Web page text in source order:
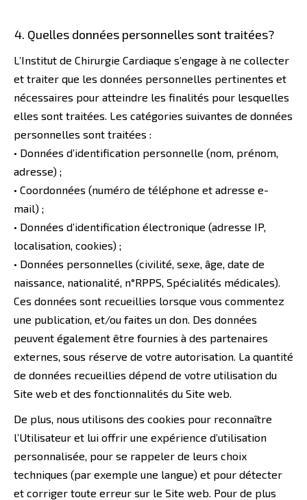
Quelles données personnelles sont traitées?
L’Institut de Chirurgie Cardiaque s’engage à ne collecter
et traiter que les données personnelles pertinentes et
nécessaires pour atteindre les finalités pour lesquelles
elles sont traitées. Les catégories suivantes de données
personnelles sont traitées :
• Données d’identification personnelle (nom, prénom,
adresse) ;
• Coordonnées (numéro de téléphone et adresse e-
mail) ;
• Données d’identification électronique (adresse IP,
localisation, cookies) ;
• Données personnelles (civilité, sexe, âge, date de
naissance, nationalité, n°RPPS, Spécialités médicales).
Ces données sont recueillies lorsque vous commentez
une publication, et/ou faites un don. Des données
peuvent également être fournies à des partenaires
externes, sous réserve de votre autorisation. La quantité
de données recueillies dépend de votre utilisation du
Site web et des fonctionnalités du Site web.
De plus, nous utilisons des cookies pour reconnaître
l’Utilisateur et lui offrir une expérience d’utilisation
personnalisée, pour se rappeler de leurs choix
techniques (par exemple une langue) et pour détecter
et corriger toute erreur sur le Site web. Pour de plus